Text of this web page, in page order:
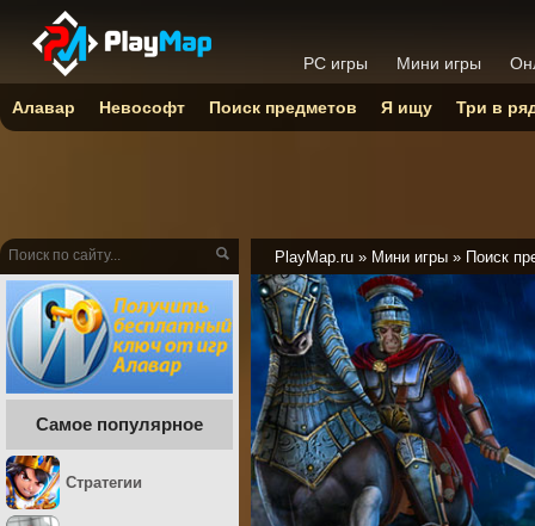
PlayMap.ru » Мини игры » Поиск
Самое популярное
Стратегии
PC игры Мини игры
Алавар Невософт Поиск предметов Я ищу Три в